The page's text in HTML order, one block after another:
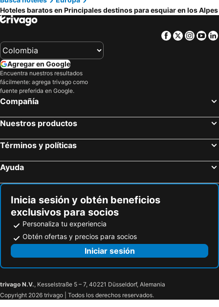
Hotel Alphubel
Hotel Harder Minerva
Hotel Parnass
Royal St. Georges Hotel Interlaken - MGallery Collection
Hôtel Les Aiglons Chamonix
Alpenblick
Grand Beau-Rivage
Victoria-Jungfrau Grand Hotel & Spa
Hotel Ambassador Zermatt
Matterhorn FOCUS Design Hotel
L'Arveyron Open House
Big Sky Hôtel & SPA Chamonix
Hotel Isabella
Hotel Primula
Hotel Daniela
Hotel Metropol & Spa Zermatt
Europe Hotel & Spa
Hotel Chesa Valese
Hotel Toscana
Tradition Julen Hotel
The River Village
W Verbier
Laurin
Hotel Atlas Sport
Rezia Bormio
Hotel Gufo
Hotel Meublè Sertorelli Reit
Hotel Baita Dei Pini
Miramonti Park Hotel
La Genzianella Bormio
Hoteles baratos en Principales destinos para esquiar en los Alpes
Facebook
Twitter
Agregar en Google
Encuentra nuestros resultados
fácilmente: agrega trivago como
fuente preferida en Google.
Compañía
Nuestros productos
Términos y políticas
Ayuda
Inicia sesión y obtén beneficios
exclusivos para socios
Personaliza tu experiencia
Obtén ofertas y precios para socios
Iniciar sesión
trivago N.V., Kesselstraße 5 – 7, 40221 Düsseldorf, Alemania
Copyright 2026 trivago | Todos los derechos reservados.